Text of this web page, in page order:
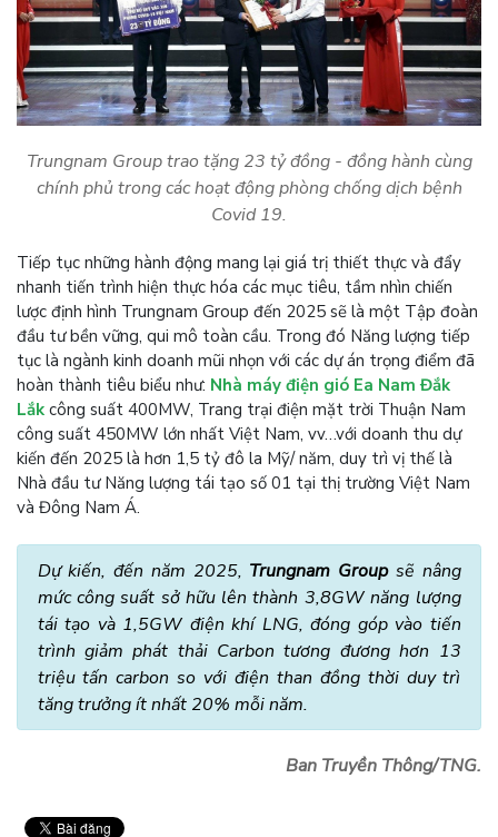
Trungnam Group trao tặng 23 tỷ đồng - đồng hành cùng
chính phủ trong các hoạt động phòng chống dịch bệnh
Covid 19.
Tiếp tục những hành động mang lại giá trị thiết thực và đẩy
nhanh tiến trình hiện thực hóa các mục tiêu, tầm nhìn chiến
lược định hình Trungnam Group đến 2025 sẽ là một Tập đoàn
đầu tư bền vững, qui mô toàn cầu. Trong đó Năng lượng tiếp
tục là ngành kinh doanh mũi nhọn với các dự án trọng điểm đã
hoàn thành tiêu biểu như: Nhà máy điện gió Ea Nam Đắk
Lắk công suất 400MW, Trang trại điện mặt trời Thuận Nam
công suất 450MW lớn nhất Việt Nam, vv…với doanh thu dự
kiến đến 2025 là hơn 1,5 tỷ đô la Mỹ/ năm, duy trì vị thế là
Nhà đầu tư Năng lượng tái tạo số 01 tại thị trường Việt Nam
và Đông Nam Á.
Dự kiến, đến năm 2025, Trungnam Groupsẽ nâng
mức công suất sở hữu lên thành 3,8GW năng lượng
tái tạo và 1,5GW điện khí LNG, đóng góp vào tiến
trình giảm phát thải Carbon tương đương hơn 13
triệu tấn carbon so với điện than đồng thời duy trì
tăng trưởng ít nhất 20% mỗi năm.
Ban Truyền Thông/TNG.